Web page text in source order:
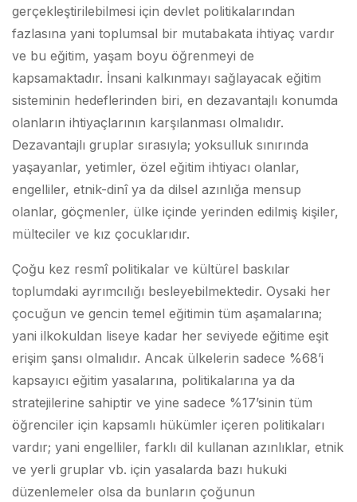
gerçekleştirilebilmesi için devlet politikalarından
fazlasına yani toplumsal bir mutabakata ihtiyaç vardır
ve bu eğitim, yaşam boyu öğrenmeyi de
kapsamaktadır. İnsani kalkınmayı sağlayacak eğitim
sisteminin hedeflerinden biri, en dezavantajlı konumda
olanların ihtiyaçlarının karşılanması olmalıdır.
Dezavantajlı gruplar sırasıyla; yoksulluk sınırında
yaşayanlar, yetimler, özel eğitim ihtiyacı olanlar,
engelliler, etnik-dinî ya da dilsel azınlığa mensup
olanlar, göçmenler, ülke içinde yerinden edilmiş kişiler,
mülteciler ve kız çocuklarıdır.
Çoğu kez resmî politikalar ve kültürel baskılar
toplumdaki ayrımcılığı besleyebilmektedir. Oysaki her
çocuğun ve gencin temel eğitimin tüm aşamalarına;
yani ilkokuldan liseye kadar her seviyede eğitime eşit
erişim şansı olmalıdır. Ancak ülkelerin sadece %68’i
kapsayıcı eğitim yasalarına, politikalarına ya da
stratejilerine sahiptir ve yine sadece %17’sinin tüm
öğrenciler için kapsamlı hükümler içeren politikaları
vardır; yani engelliler, farklı dil kullanan azınlıklar, etnik
ve yerli gruplar vb. için yasalarda bazı hukuki
düzenlemeler olsa da bunların çoğunun